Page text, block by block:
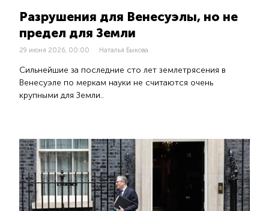
Разрушения для Венесуэлы, но не
предел для Земли
29 июня 2026, 00:00 Наталья Быкова
Сильнейшие за последние сто лет землетрясения в
Венесуэле по меркам науки не считаются очень
крупными для Земли..